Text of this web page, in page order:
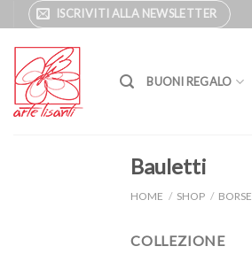
Salta
ai
contenuti
ISCRIVITI ALLA NEWSLETTER
BUONI REGALO
Bauletti
HOME / SHOP / BORSE
COLLEZIONE